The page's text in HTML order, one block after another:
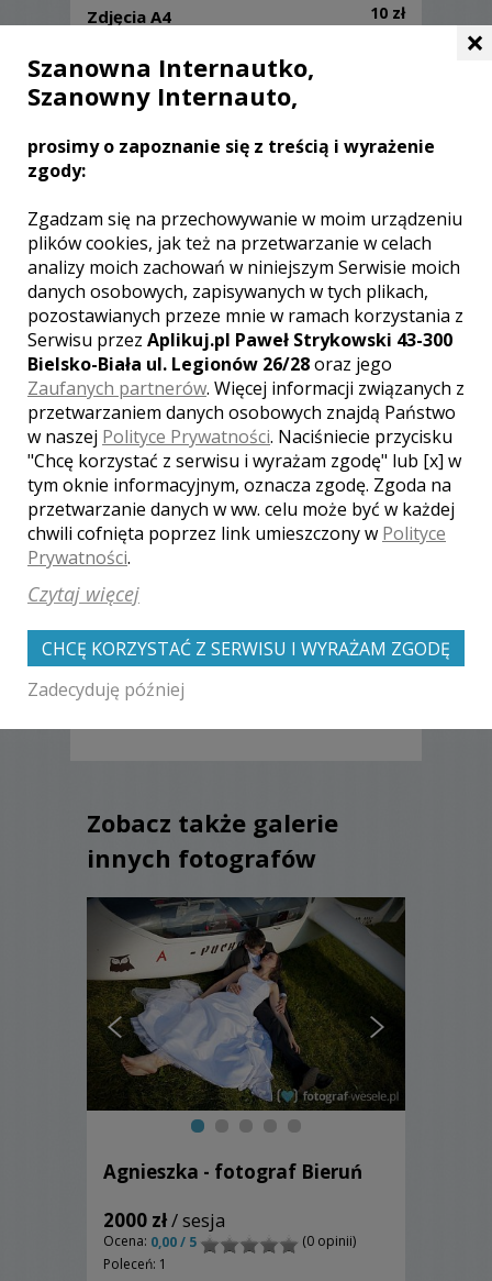
Zdjęcia A4
10 zł
Sprzęt
W pracy posługuję się sprzętem firmy
W razie awarii sprzętu zawsze mam przy
sobie zapasowy aparat.
Używam obiektywów stałoogniskowych,
które w połączeniu z aparatami
pełnoklatkowymi pozwalają na pracę w
bardzo trudnych warunkach
oświetleniowych.
Opinie o fotografie (0)
[ brak komentarzy ]
Zobacz także galerie
innych fotografów
Agnieszka - fotograf Bieruń
2000 zł/ sesja
Ocena: 0,00 / 5
(0 opinii)
Poleceń: 1
×
Szanowna Internautko,
Szanowny Internauto,
prosimy o zapoznanie się z treścią i wyrażenie
zgody:
Zgadzam się na przechowywanie w moim urządzeniu
plików cookies, jak też na przetwarzanie w celach
analizy moich zachowań w niniejszym Serwisie moich
danych osobowych, zapisywanych w tych plikach,
pozostawianych przeze mnie w ramach korzystania z
Serwisu przez Aplikuj.pl Paweł Strykowski 43-300
Bielsko-Biała ul. Legionów 26/28oraz jego
Zaufanych partnerów. Więcej informacji związanych z
przetwarzaniem danych osobowych znajdą Państwo
w naszej Polityce Prywatności. Naciśniecie przycisku
"Chcę korzystać z serwisu i wyrażam zgodę" lub [x] w
tym oknie informacyjnym, oznacza zgodę. Zgoda na
przetwarzanie danych w ww. celu może być w każdej
chwili cofnięta poprzez link umieszczony w Polityce
Prywatności.
Czytaj więcej
CHCĘ KORZYSTAĆ Z SERWISU I WYRAŻAM ZGODĘ
Zadecyduję później